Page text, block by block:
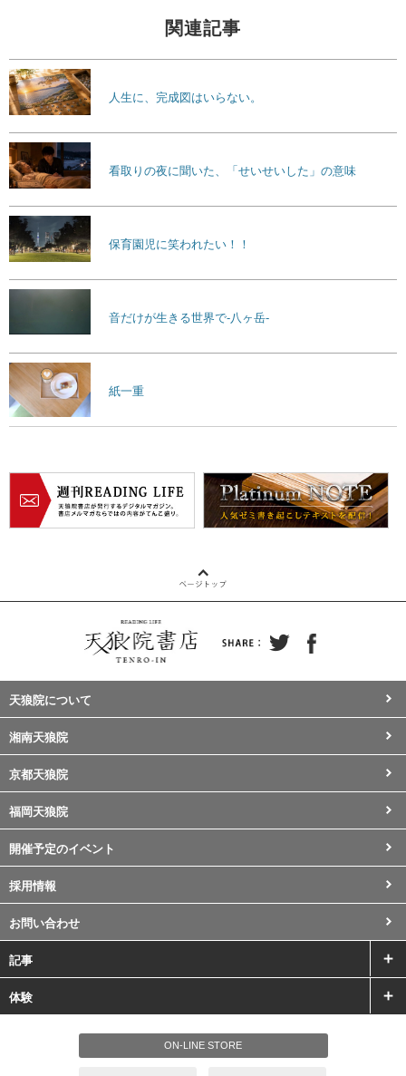
関連記事
人生に、完成図はいらない。
看取りの夜に聞いた、「せいせいした」の意味
保育園児に笑われたい！！
音だけが生きる世界で-八ヶ岳-
紙一重
天狼院について
湘南天狼院
京都天狼院
福岡天狼院
開催予定のイベント
採用情報
お問い合わせ
記事
体験
ON-LINE STORE